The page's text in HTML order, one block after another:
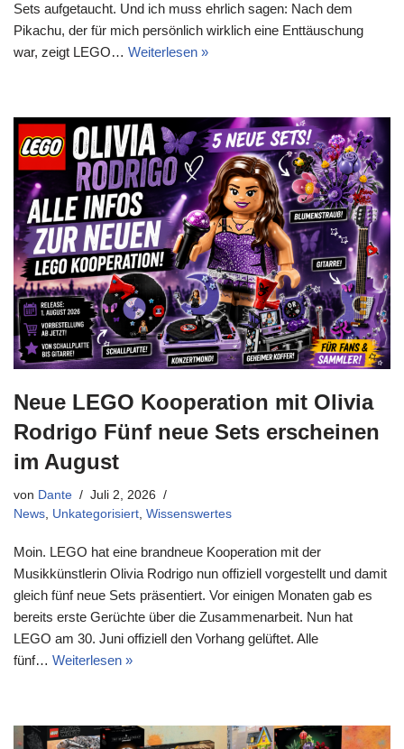
Sets aufgetaucht. Und ich muss ehrlich sagen: Nach dem
Pikachu, der für mich persönlich wirklich eine Enttäuschung
war, zeigt LEGO… Weiterlesen »
Neue LEGO Kooperation mit Olivia
Rodrigo Fünf neue Sets erscheinen
im August
von Dante
Juli 2, 2026
News Unkategorisiert Wissenswertes
Moin. LEGO hat eine brandneue Kooperation mit der
Musikkünstlerin Olivia Rodrigo nun offiziell vorgestellt und damit
gleich fünf neue Sets präsentiert. Vor einigen Monaten gab es
bereits erste Gerüchte über die Zusammenarbeit. Nun hat
LEGO am 30. Juni offiziell den Vorhang gelüftet. Alle
fünf… Weiterlesen »